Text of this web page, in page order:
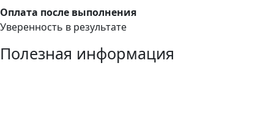
Оплата после выполнения
Уверенность в результате
Полезная информация